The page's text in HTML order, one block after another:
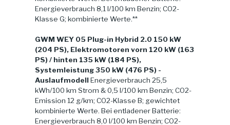
Energieverbrauch 8,1 l/100 km Benzin; CO2-
Klasse G; kombinierte Werte.**
GWM WEY 05 Plug-in Hybrid 2.0 150 kW
(204 PS), Elektromotoren vorn 120 kW (163
PS) / hinten 135 kW (184 PS),
Systemleistung 350 kW (476 PS) -
AuslaufmodellEnergieverbrauch 25,5
kWh/100 km Strom & 0,5 l/100 km Benzin; CO2-
Emission 12 g/km; CO2-Klasse B; gewichtet
kombinierte Werte. Bei entladener Batterie:
Energieverbrauch 8,0 l/100 km Benzin; CO2-